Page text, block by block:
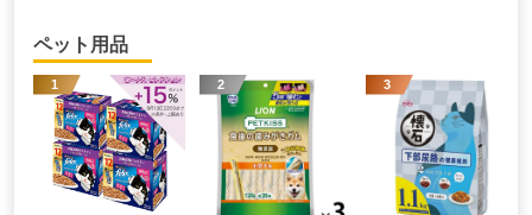
ペット用品
1 2 3